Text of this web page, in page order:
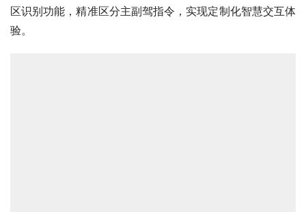
区识别功能，精准区分主副驾指令，实现定制化智慧交互体
验。